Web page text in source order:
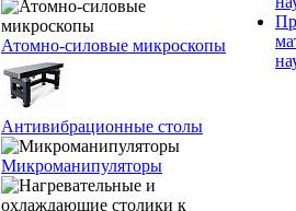
Атомно-силовые микроскопы
Антивибрационные столы
Микроманипуляторы